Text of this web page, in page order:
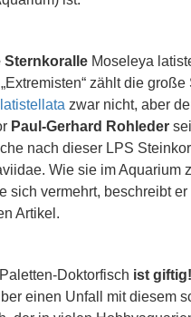
Sternkoralle Moseleya
zählt die
zwar nicht, aber
Paul-Gerhard Rohleder
nach dieser LPS
Wie sie im Aquarium
sich vermehrt, beschreibt
Artikel.
Paletten-Doktorfisch ist
einen Unfall mit diesem